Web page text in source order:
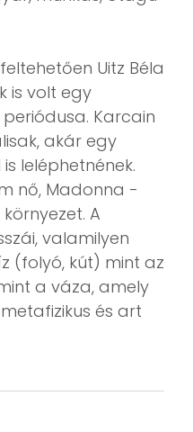
Uitz Béla
is volt egy
Karcain
akár egy
leléphetnének.
nő, Madonna -
A
valamilyen
(folyó, kút) mint az
a váza, amely
és art